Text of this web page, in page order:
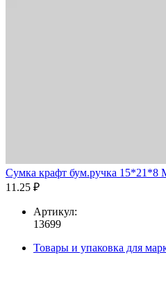
Сумка крафт бум.ручка
11.25 ₽
Артикул:
13699
Товары и упаковка для